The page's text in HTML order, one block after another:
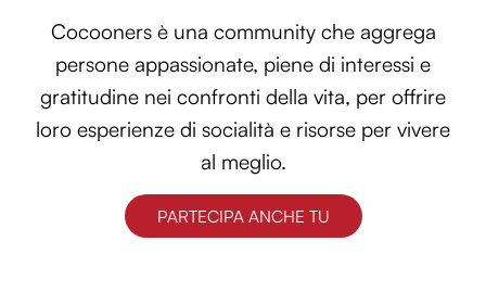
Cocooners è una community che aggrega
persone appassionate, piene di interessi e
gratitudine nei confronti della vita, per offrire
loro esperienze di socialità e risorse per vivere
al meglio.
PARTECIPA ANCHE TU